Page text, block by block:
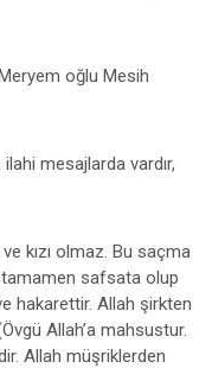
oğlu Mesih
mesajlarda vardır,
kızı olmaz. Bu saçma
safsata olup
hakarettir. Allah şirkten
Allah’a mahsustur.
Allah müşriklerden